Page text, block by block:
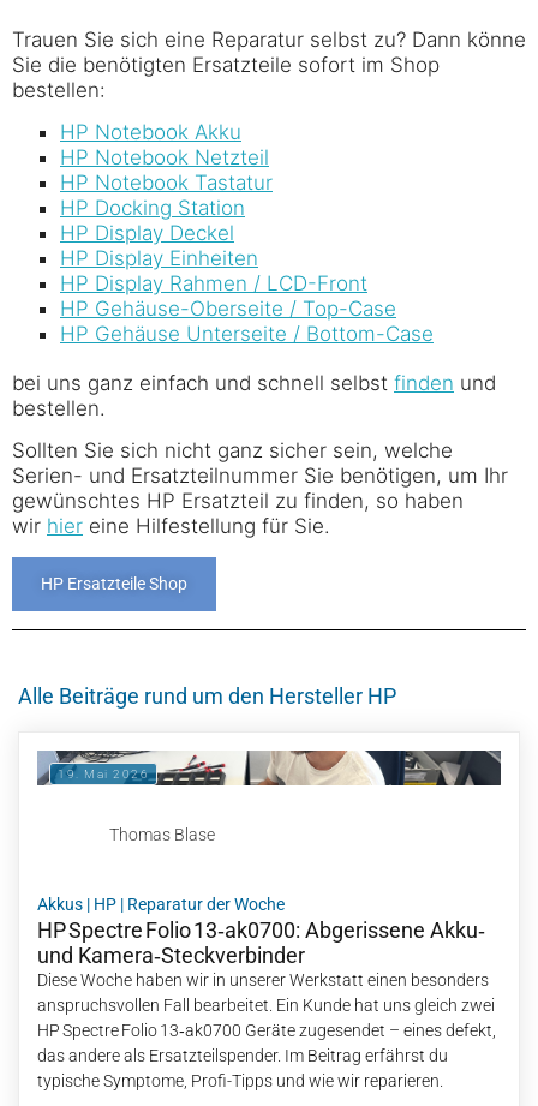
Trauen Sie sich eine Reparatur selbst zu? Dann könne
Sie die benötigten Ersatzteile sofort im Shop
bestellen:
HP Notebook Akku
HP Notebook Netzteil
HP Notebook Tastatur
HP Docking Station
HP Display Deckel
HP Display Einheiten
HP Display Rahmen / LCD-Front
HP Gehäuse-Oberseite / Top-Case
HP Gehäuse Unterseite / Bottom-Case
bei uns ganz einfach und schnell selbst finden und
bestellen.
Sollten Sie sich nicht ganz sicher sein, welche
Serien- und Ersatzteilnummer Sie benötigen, um Ihr
gewünschtes HP Ersatzteil zu finden, so haben
wir hier eine Hilfestellung für Sie.
HP Ersatzteile Shop
Alle Beiträge rund um den Hersteller HP
19. Mai 2026
Thomas Blase
Akkus | HP | Reparatur der Woche
HP Spectre Folio 13‑ak0700: Abgerissene Akku‑
und Kamera‑Steckverbinder
Diese Woche haben wir in unserer Werkstatt einen besonders
anspruchsvollen Fall bearbeitet. Ein Kunde hat uns gleich zwei
HP Spectre Folio 13‑ak0700 Geräte zugesendet – eines defekt,
das andere als Ersatzteilspender. Im Beitrag erfährst du
typische Symptome, Profi-Tipps und wie wir reparieren.